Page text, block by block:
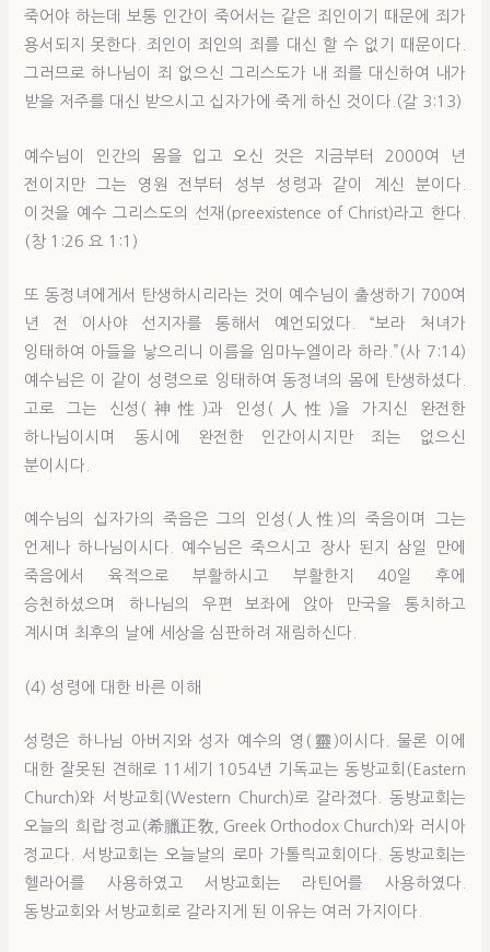
죽어야 하는데 보통 인간이 죽어서는 같은 죄인이기 때문에 죄가
용서되지 못한다. 죄인이 죄인의 죄를 대신 할 수 없기 때문이다.
그러므로 하나님이 죄 없으신 그리스도가 내 죄를 대신하여 내가
받을 저주를 대신 받으시고 십자가에 죽게 하신 것이다.(갈 3:13)
예수님이 인간의 몸을 입고 오신 것은 지금부터 2000여 년
전이지만 그는 영원 전부터 성부 성령과 같이 계신 분이다.
이것을 예수 그리스도의 선재(preexistence of Christ)라고 한다.
(창 1:26 요 1:1)
또 동정녀에게서 탄생하시리라는 것이 예수님이 출생하기 700여
년 전 이사야 선지자를 통해서 예언되었다. “보라 처녀가
잉태하여 아들을 낳으리니 이름을 임마누엘이라 하라.”(사 7:14)
예수님은 이 같이 성령으로 잉태하여 동정녀의 몸에 탄생하셨다.
고로 그는 신성(神性)과 인성(人性)을 가지신 완전한
하나님이시며 동시에 완전한 인간이시지만 죄는 없으신
분이시다.
예수님의 십자가의 죽음은 그의 인성(人性)의 죽음이며 그는
언제나 하나님이시다. 예수님은 죽으시고 장사 된지 삼일 만에
죽음에서 육적으로 부활하시고 부활한지 40일 후에
승천하셨으며 하나님의 우편 보좌에 앉아 만국을 통치하고
계시며 최후의 날에 세상을 심판하려 재림하신다.
(4) 성령에 대한 바른 이해
성령은 하나님 아버지와 성자 예수의 영(靈)이시다. 물론 이에
대한 잘못된 견해로 11세기 1054년 기독교는 동방교회(Eastern
Church)와 서방교회(Western Church)로 갈라졌다. 동방교회는
오늘의 희랍 정교(希臘正敎, Greek Orthodox Church)와 러시아
정교다. 서방교회는 오늘날의 로마 가톨릭교회이다. 동방교회는
헬라어를 사용하였고 서방교회는 라틴어를 사용하였다.
동방교회와 서방교회로 갈라지게 된 이유는 여러 가지이다.